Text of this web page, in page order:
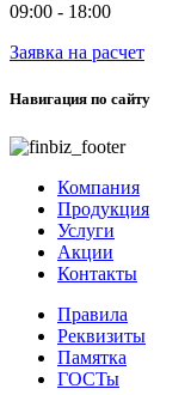
09:00 - 18:00
Заявка на расчет
Навигация по сайту
Компания
Продукция
Услуги
Акции
Контакты
Правила
Реквизиты
Памятка
ГОСТы